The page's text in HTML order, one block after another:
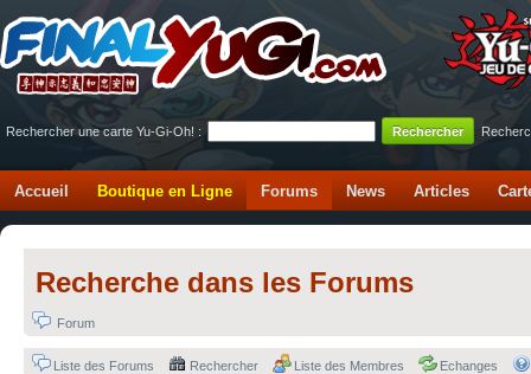
Rechercher une carte Yu-Gi-Oh! :
Accueil Boutique en Ligne Forums News Articles
Recherche dans les Forums
Forum
Liste des Forums Rechercher Liste des Membres Echanges